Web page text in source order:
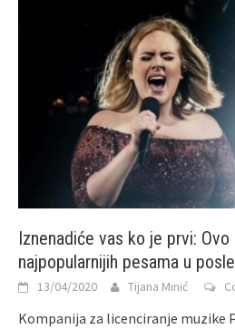
Iznenadiće vas ko je prvi:
najpopularnijih pesama u
13/04/2020 Tijana Minić
Kompanija za licenciranje muzike